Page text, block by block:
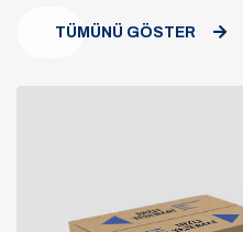
TÜMÜNÜ GÖSTER